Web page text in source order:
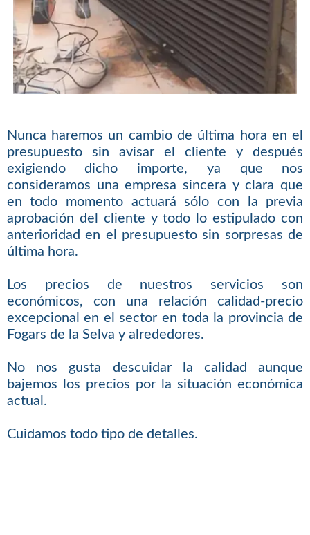
Nunca haremos un cambio de última hora en el
presupuesto sin avisar el cliente y después
exigiendo dicho importe, ya que nos
consideramos una empresa sincera y clara que
en todo momento actuará sólo con la previa
aprobación del cliente y todo lo estipulado con
anterioridad en el presupuesto sin sorpresas de
última hora.
Los precios de nuestros servicios son
económicos, con una relación calidad-precio
excepcional en el sector en toda la provincia de
Fogars de la Selva y alrededores.
No nos gusta descuidar la calidad aunque
bajemos los precios por la situación económica
actual.
Cuidamos todo tipo de detalles.